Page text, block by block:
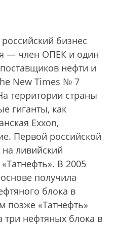
бизнес
— член ОПЕК и один
нефти и
New Times № 7
территории страны
гиганты, как
Exxon,
Первой российской
ливийский
В 2005
получила
блока в
позже «Татнефть»
нефтяных блока в